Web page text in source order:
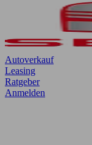
Autoverkauf
Leasing
Ratgeber
Anmelden